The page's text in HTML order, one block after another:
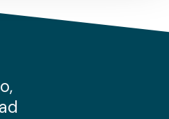
haga del sitio web con
sociales, publicidad y análisis